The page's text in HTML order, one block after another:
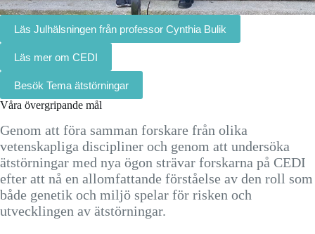
Läs Julhälsningen från professor Cynthia Bulik
Läs mer om CEDI
Besök Tema ätstörningar
Våra övergripande mål
Genom att föra samman forskare från olika
vetenskapliga discipliner och genom att undersöka
ätstörningar med nya ögon strävar forskarna på CEDI
efter att nå en allomfattande förståelse av den roll som
både genetik och miljö spelar för risken och
utvecklingen av ätstörningar.